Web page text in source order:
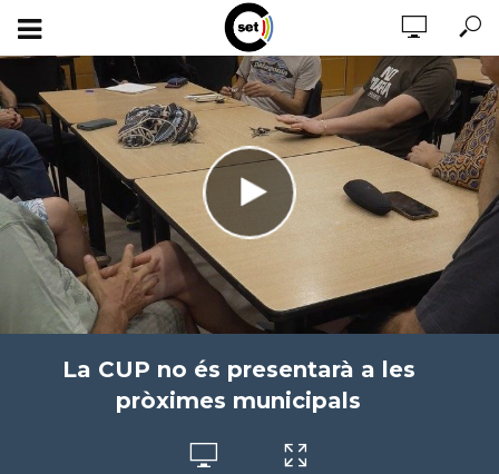
La CUP no és presentarà a les
pròximes municipals